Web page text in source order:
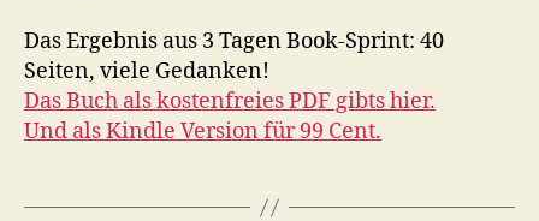
Das Ergebnis aus 3 Tagen Book-Sprint: 40
Seiten, viele Gedanken!
Das Buch als kostenfreies PDF gibts hier.
Und als Kindle Version für 99 Cent.